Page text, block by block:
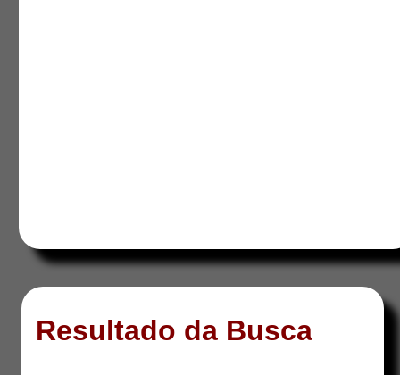
Resultado da Busca